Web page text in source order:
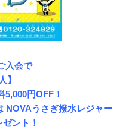
入会で
】
円OFF！
NOVAうさぎ撥水レジャー
ント！